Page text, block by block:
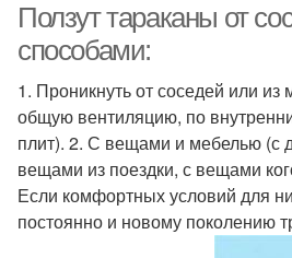
Ползут тараканы от
способами:
1. Проникнуть от соседей или
общую вентиляцию, по
плит). 2. С вещами и мебелью (с
вещами из поездки, с вещами
Если комфортных условий для
постоянно и новому поколению